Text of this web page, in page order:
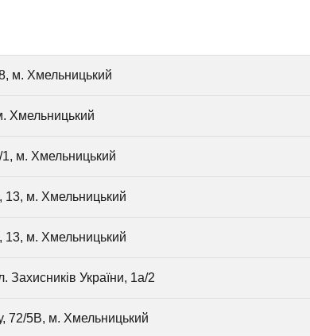
м. Хмельницький
Хмельницький
1, м. Хмельницький
13, м. Хмельницький
13, м. Хмельницький
Захисників України, 1а/2
72/5В, м. Хмельницький